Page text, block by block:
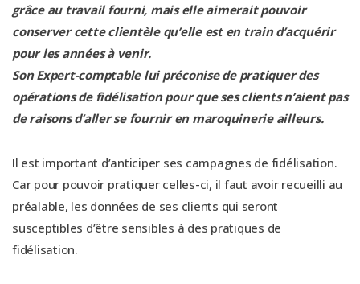
grâce au travail fourni, mais elle aimerait pouvoir
conserver cette clientèle qu’elle est en train d’acquérir
pour les années à venir.
Son Expert-comptable lui préconise de pratiquer des
opérations de fidélisation pour que ses clients n’aient pas
de raisons d’aller se fournir en maroquinerie ailleurs.
Il est important d’anticiper ses campagnes de fidélisation.
Car pour pouvoir pratiquer celles-ci, il faut avoir recueilli au
préalable, les données de ses clients qui seront
susceptibles d’être sensibles à des pratiques de
fidélisation.